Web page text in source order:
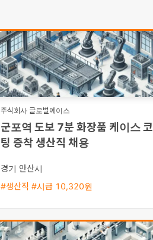
주식회사 글로벌에이스
군포역 도보 7분 화장품 케이스 코
팅 증착 생산직 채용
경기 안산시
#생산직 #시급 10,320원